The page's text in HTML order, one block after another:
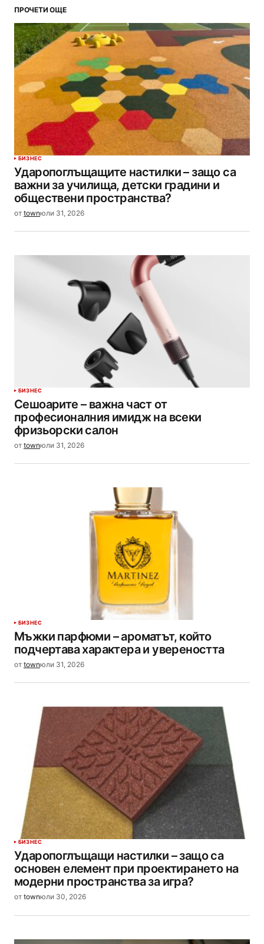
ПРОЧЕТИ ОЩЕ
БИЗНЕС
Ударопоглъщащите настилки – защо са
важни за училища, детски градини и
обществени пространства?
от townюли 31, 2026
БИЗНЕС
Сешоарите – важна част от
професионалния имидж на всеки
фризьорски салон
от townюли 31, 2026
БИЗНЕС
Мъжки парфюми – ароматът, който
подчертава характера и увереността
от townюли 31, 2026
БИЗНЕС
Ударопоглъщащи настилки – защо са
основен елемент при проектирането на
модерни пространства за игра?
от townюли 30, 2026